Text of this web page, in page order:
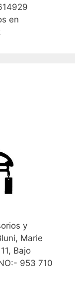
en
y
Marie
Bajo
953 710